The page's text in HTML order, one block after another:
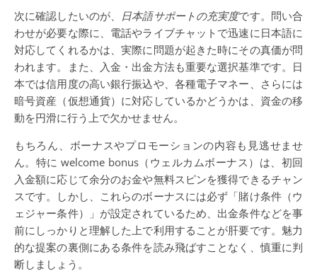
次に確認したいのが、 日本語サポートの充実度です。問い合
わせが必要な際に、電話やライブチャットで迅速に日本語に
対応してくれるかは、実際に問題が起きた時にその真価が問
われます。また、入金・出金方法も重要な選択基準です。日
本では信用度の高い銀行振込や、各種電子マネー、さらには
暗号資産（仮想通貨）に対応しているかどうかは、資金の移
動を円滑に行う上で欠かせません。
もちろん、ボーナスやプロモーションの内容も見逃せませ
ん。特に welcome bonus（ウェルカムボーナス）は、初回
入金額に応じて余分のお金や無料スピンを獲得できるチャン
スです。しかし、これらのボーナスには必ず「賭け条件（ウ
ェジャー条件）」が設定されているため、出金条件などを事
前にしっかりと理解した上で利用することが肝要です。魅力
的な提案の裏側にある条件を読み飛ばすことなく、慎重に判
断しましょう。